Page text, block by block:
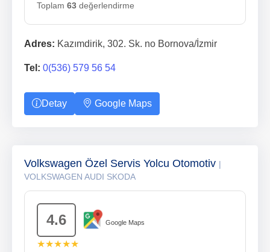
Toplam 63 değerlendirme
Adres: Kazımdirik, 302. Sk. no Bornova/İzmir
Tel: 0(536) 579 56 54
Detay Google Maps
Volkswagen Özel Servis Yolcu Otomotiv |
VOLKSWAGEN AUDI SKODA
4.6 Google Maps
★★★★★